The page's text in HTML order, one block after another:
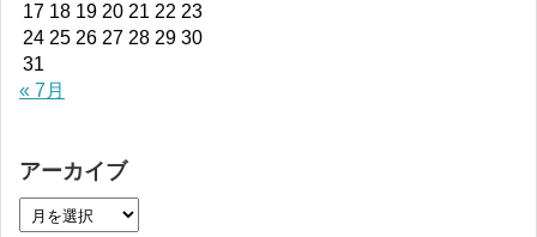
17 18 19 20 21 22 23
24 25 26 27 28 29 30
31
« 7月
アーカイブ